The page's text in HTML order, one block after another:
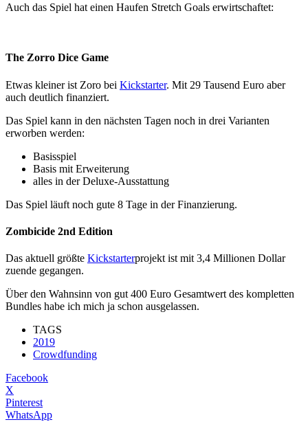
Auch das Spiel hat einen Haufen Stretch Goals erwirtschaftet:
The Zorro Dice Game
Etwas kleiner ist Zoro bei Kickstarter. Mit 29 Tausend Euro aber
auch deutlich finanziert.
Das Spiel kann in den nächsten Tagen noch in drei Varianten
erworben werden:
Basisspiel
Basis mit Erweiterung
alles in der Deluxe-Ausstattung
Das Spiel läuft noch gute 8 Tage in der Finanzierung.
Zombicide 2nd Edition
Das aktuell größte Kickstarterprojekt ist mit 3,4 Millionen Dollar
zuende gegangen.
Über den Wahnsinn von gut 400 Euro Gesamtwert des kompletten
Bundles habe ich mich ja schon ausgelassen.
TAGS
2019
Crowdfunding
Facebook
X
Pinterest
WhatsApp